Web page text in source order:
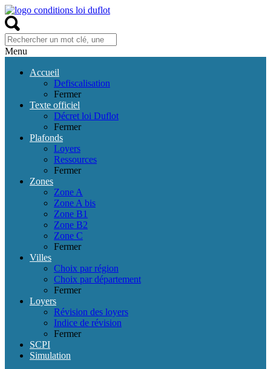
Menu
Accueil
Defiscalisation
Fermer
Texte officiel
Décret loi Duflot
Fermer
Plafonds
Loyers
Ressources
Fermer
Zones
Zone A
Zone A bis
Zone B1
Zone B2
Zone C
Fermer
Villes
Choix par région
Choix par département
Fermer
Loyers
Révision des loyers
Indice de révision
Fermer
SCPI
Simulation